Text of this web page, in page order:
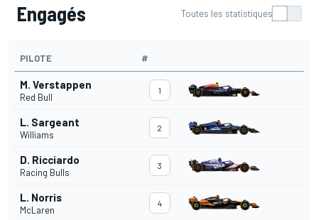
Engagés Toutes les statistiques
PILOTE #
M. Verstappen
Red Bull
1
L. Sargeant
Williams
2
D. Ricciardo
Racing Bulls
3
L. Norris
McLaren
4